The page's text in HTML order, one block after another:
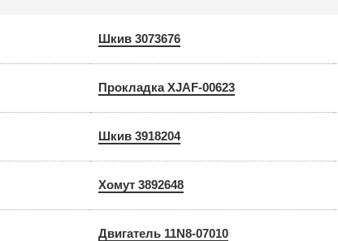
Шкив 3073676
Прокладка XJAF-00623
Шкив 3918204
Хомут 3892648
Двигатель 11N8-07010